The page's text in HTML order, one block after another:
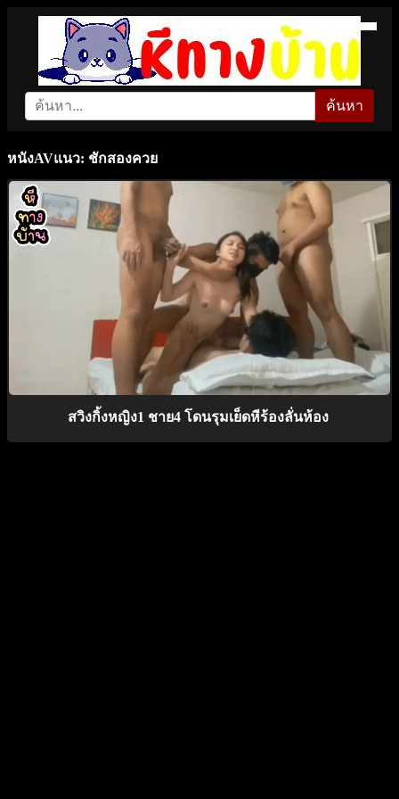
ค้นหา
หนังAVแนว: ชักสองควย
สวิงกิ้งหญิง1 ชาย4 โดนรุมเย็ดหีร้องลั่นห้อง